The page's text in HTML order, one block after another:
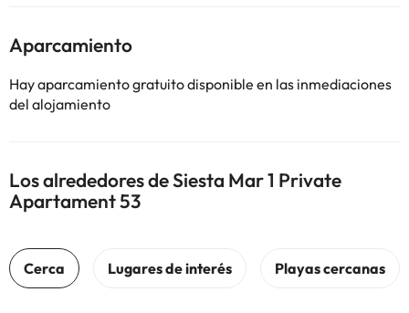
Aparcamiento
Hay aparcamiento gratuito disponible en las inmediaciones
del alojamiento
Los alrededores de Siesta Mar 1 Private
Apartament 53